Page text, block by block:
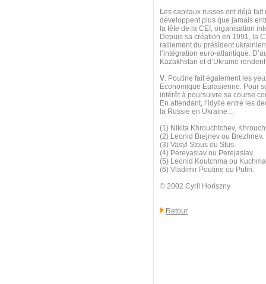
Les capitaux russes ont déjà
développent plus que jamais
la tête de la CEI, organisation
Depuis sa création en 1991, la
ralliement du président
l’intégration euro-atlantique.
Kazakhstan et d’Ukraine
V. Poutine fait également les
Economique Eurasienne. Pour
intérêt à poursuivre sa course
En attendant, l’idylle entre les
la Russie en Ukraine…
(1) Nikita Khrouchtchev,
(2) Leonid Brejnev ou Brezhnev.
(3) Vasyl Stous ou Stus.
(4) Pereyaslav ou Perejaslav.
(5) Leonid Koutchma ou
(6) Vladimir Poutine ou Putin.
© 2002 Cyril Horiszny
Retour